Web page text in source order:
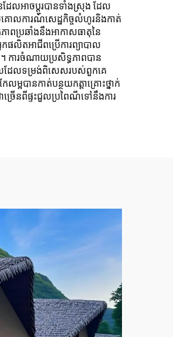
លអាចប្ដូរបានទាំងស្រុង ដែល
ល់គោលការណ៍សេដ្ឋកិច្ចលំហូរនិងកាត់
រឆាំងនឹងអាកាសធាតុនៃ
ផលិតអាជីពប្រើការព្យាបាល
។ ការចំណាយប្រសិទ្ធភាពបាន
ដែលទម្រង់ពិសេសរបស់ពួកគេ
ម្អបានកាត់បន្ថយកត្តាគ្រោះថ្នាក់
ើនពីផ្ទះជួលប្រពៃណីទៅនឹងការ